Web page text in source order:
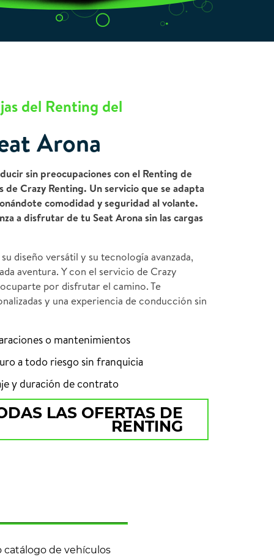
del Renting del
Arona
sin preocupaciones con el Renting de
de Crazy Renting. Un servicio que se adapta
comodidad y seguridad al volante.
a disfrutar de tu Seat Arona sin las cargas
diseño versátil y su tecnología avanzada,
aventura. Y con el servicio de Crazy
por disfrutar el camino. Te
y una experiencia de conducción sin
o mantenimientos
a todo riesgo sin franquicia
y duración de contrato
LAS OFERTAS DE
RENTING
catálogo de vehículos